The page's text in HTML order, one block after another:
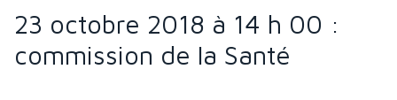
23 octobre 2018 à 14 h 00 :
commission de la Santé